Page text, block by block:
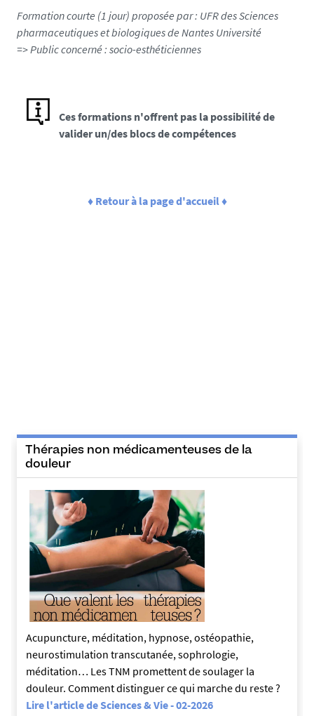
Formation courte (1 jour) proposée par : UFR des Sciences
pharmaceutiques et biologiques de Nantes Université
=> Public concerné : socio-esthéticiennes
Ces formations n'offrent pas la possibilité de
valider un/des blocs de compétences
♦ Retour à la page d'accueil ♦
Thérapies non médicamenteuses de la
douleur
Acupuncture, méditation, hypnose, ostéopathie,
neurostimulation transcutanée, sophrologie,
méditation… Les TNM promettent de soulager la
douleur. Comment distinguer ce qui marche du reste ?
Lire l'article de Sciences & Vie - 02-2026